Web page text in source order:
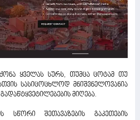
ქონა ყველას სურს, თუმცა ცოტამ თუ
სასიცოცხლოდ მნიშვნელოვანია
მიღება.
სწორი შეთავაზების გაკეთების